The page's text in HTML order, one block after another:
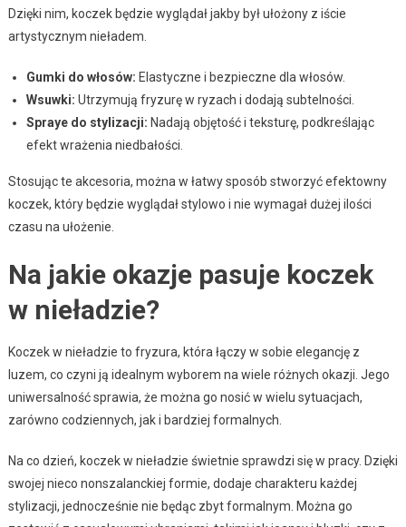
Dzięki nim, koczek będzie wyglądał jakby był ułożony z iście
artystycznym nieładem.
Gumki do włosów: Elastyczne i bezpieczne dla włosów.
Wsuwki: Utrzymują fryzurę w ryzach i dodają subtelności.
Spraye do stylizacji: Nadają objętość i teksturę, podkreślając
efekt wrażenia niedbałości.
Stosując te akcesoria, można w łatwy sposób stworzyć efektowny
koczek, który będzie wyglądał stylowo i nie wymagał dużej ilości
czasu na ułożenie.
Na jakie okazje pasuje koczek
w nieładzie?
Koczek w nieładzie to fryzura, która łączy w sobie elegancję z
luzem, co czyni ją idealnym wyborem na wiele różnych okazji. Jego
uniwersalność sprawia, że można go nosić w wielu sytuacjach,
zarówno codziennych, jak i bardziej formalnych.
Na co dzień, koczek w nieładzie świetnie sprawdzi się w pracy. Dzięki
swojej nieco nonszalanckiej formie, dodaje charakteru każdej
stylizacji, jednocześnie nie będąc zbyt formalnym. Można go